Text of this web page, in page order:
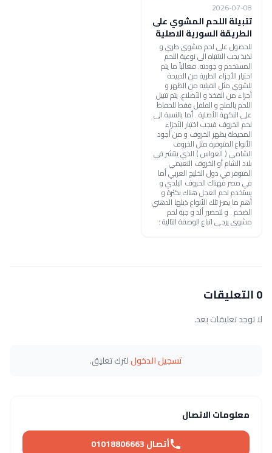
2026-07-08
تتبيلة اللحم المشوي على
الطريقة السورية الاصلية
للحصول على لحم مشوي طري و
لذيذ يجب الانتباه الى نوعية اللحم
المستخدم و جودته. فغالباً ما يتم
اختيار الأجزاء الطرية من الذبيحة
للشوي مثل الفيليه من الظهر و
أجزاء من الفخذ و الأضلاع. يتم تتبيل
اللحم بالملح و الفلفل فقط للحفاظ
على النكهة الأصلية . أما بالنسبة الى
لحم الخروف فيجب اختيار الأجزاء
المحيطة بظهر الخروف و من أجود
الأنواع المتوفرة مثل الخروف
الشامي ( العواس ) الذي ينتشر في
بلاد الشام أو الخروف النعيمي
المتوفر في دول الخليج العربي أما
في مصر فهناك الخروف البلدي و
يستخدم لحم العجل هناك بكثرة و
أهم ما يميز تلك الأنواع ذيلها الدهني
الضخم . و لتحضير ألذ و جبة لحم
مشوي يرجى اتباع الوصفة التالية :
0 التعليقات
لا توجد تعليقات بعد.
تسجيل الدخوللترك تعليق.
معلومات الاتصال
أتصال 01018806663